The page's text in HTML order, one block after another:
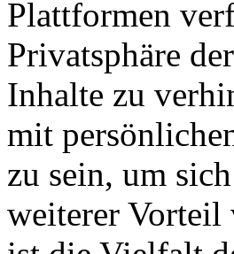
Plattformen
Privatsphäre
Inhalte zu
mit
zu sein, um
weiterer Vorteil